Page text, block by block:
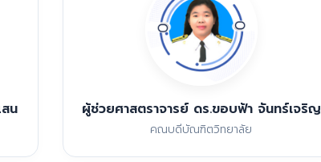
น ผู้ช่วยศาสตราจารย์ ดร.ขอบฟ้า จันทร์เจริญ
คณบดีบัณฑิตวิทยาลัย